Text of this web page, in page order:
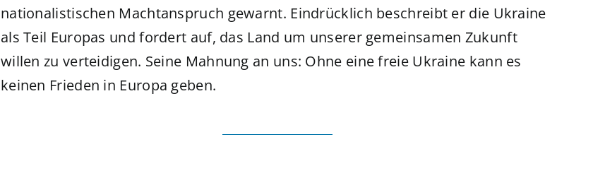
nationalistischen Machtanspruch gewarnt. Eindrücklich beschreibt er die Ukraine
als Teil Europas und fordert auf, das Land um unserer gemeinsamen Zukunft
willen zu verteidigen. Seine Mahnung an uns: Ohne eine freie Ukraine kann es
keinen Frieden in Europa geben.